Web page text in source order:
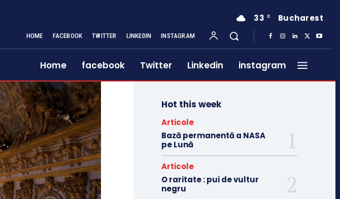
33 C Bucharest
HOME FACEBOOK TWITTER LINKEDIN INSTAGRAM
Home facebook Twitter Linkedin instagram
Hot this week
Articole
Bază permanentă a NASA
pe Lună
Articole
O raritate : pui de vultur
negru